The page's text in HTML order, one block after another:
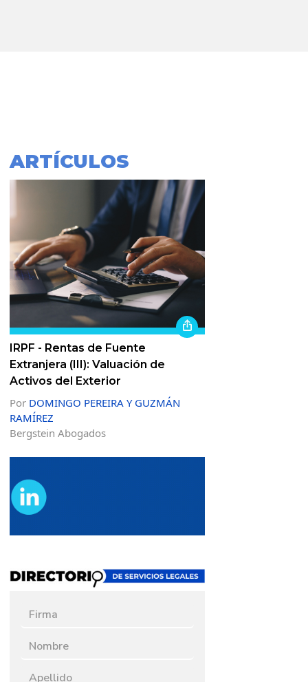
ARTÍCULOS
IRPF - Rentas de Fuente
Extranjera (III): Valuación de
Activos del Exterior
Por DOMINGO PEREIRA Y GUZMÁN
RAMÍREZ
Bergstein Abogados